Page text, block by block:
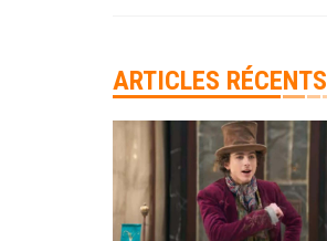
ARTICLES RÉCENTS